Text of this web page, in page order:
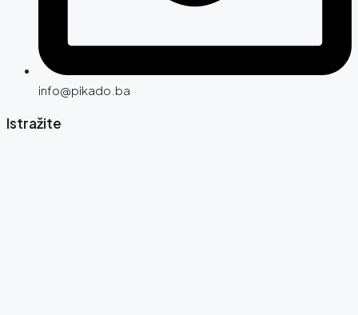
info@pikado.ba
Istražite